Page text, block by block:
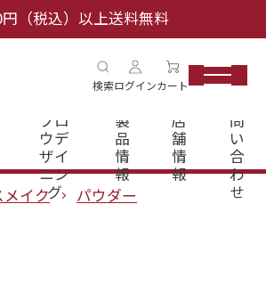
（税込）以上送料無料
検索ログインカート
ブロ
ウデ
ザイ
ニン
グ
製
品
情
報
店
舗
情
報
問
い
合
わ
せ
メイク パウダー